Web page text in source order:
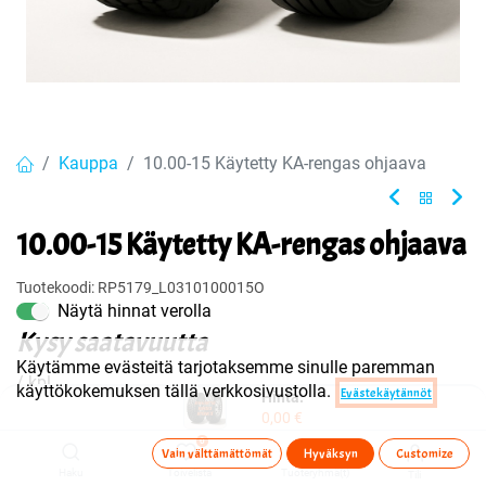
Hinta:
0,00 €
0
Toivelista Tuoteryhmä(t)
Kauppa 10.00-15 Käytetty KA-rengas ohjaava
10.00-15 Käytetty KA-rengas ohjaava
Tuotekoodi: RP5179_L0310100015O
Näytä hinnat verolla
Kysy saatavuutta
/ kpl
Käytämme evästeitä tarjotaksemme sinulle paremman
käyttökokemuksen tällä verkkosivustolla.
Evästekäytännöt
Vain välttämättömät Hyväksyn Customize